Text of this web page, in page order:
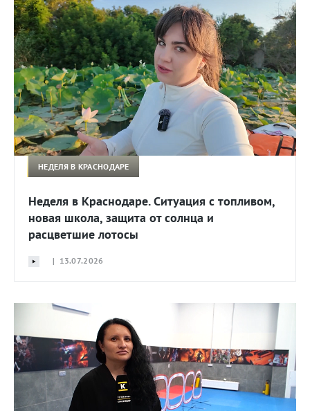
НЕДЕЛЯ В КРАСНОДАРЕ
Неделя в Краснодаре. Ситуация с топливом,
новая школа, защита от солнца и
расцветшие лотосы
| 13.07.2026